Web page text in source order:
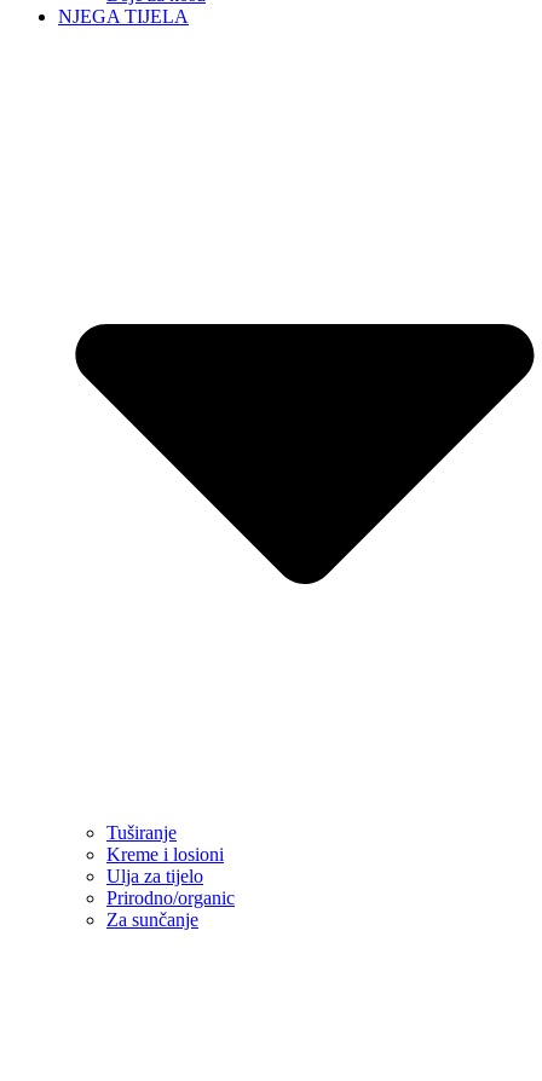
NJEGA TIJELA
Tuširanje
Kreme i losioni
Ulja za tijelo
Prirodno/organic
Za sunčanje